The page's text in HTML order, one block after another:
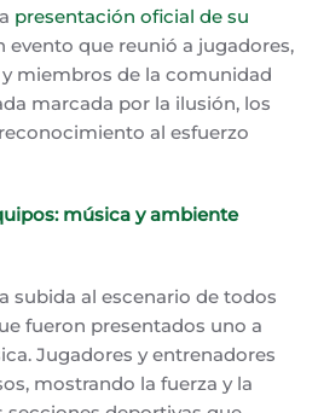
presentación oficial de su
evento que reunió a jugadores,
miembros de la comunidad
marcada por la ilusión, los
al esfuerzo
música y ambiente
subida al escenario de todos
fueron presentados uno a
Jugadores y entrenadores
mostrando la fuerza y la